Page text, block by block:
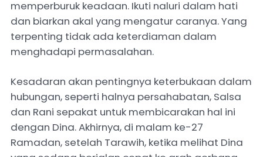
memperburuk keadaan. Ikuti naluri dalam hati
dan biarkan akal yang mengatur caranya. Yang
terpenting tidak ada keterdiaman dalam
menghadapi permasalahan.
Kesadaran akan pentingnya keterbukaan dalam
hubungan, seperti halnya persahabatan, Salsa
dan Rani sepakat untuk membicarakan hal ini
dengan Dina. Akhirnya, di malam ke-27
Ramadan, setelah Tarawih, ketika melihat Dina